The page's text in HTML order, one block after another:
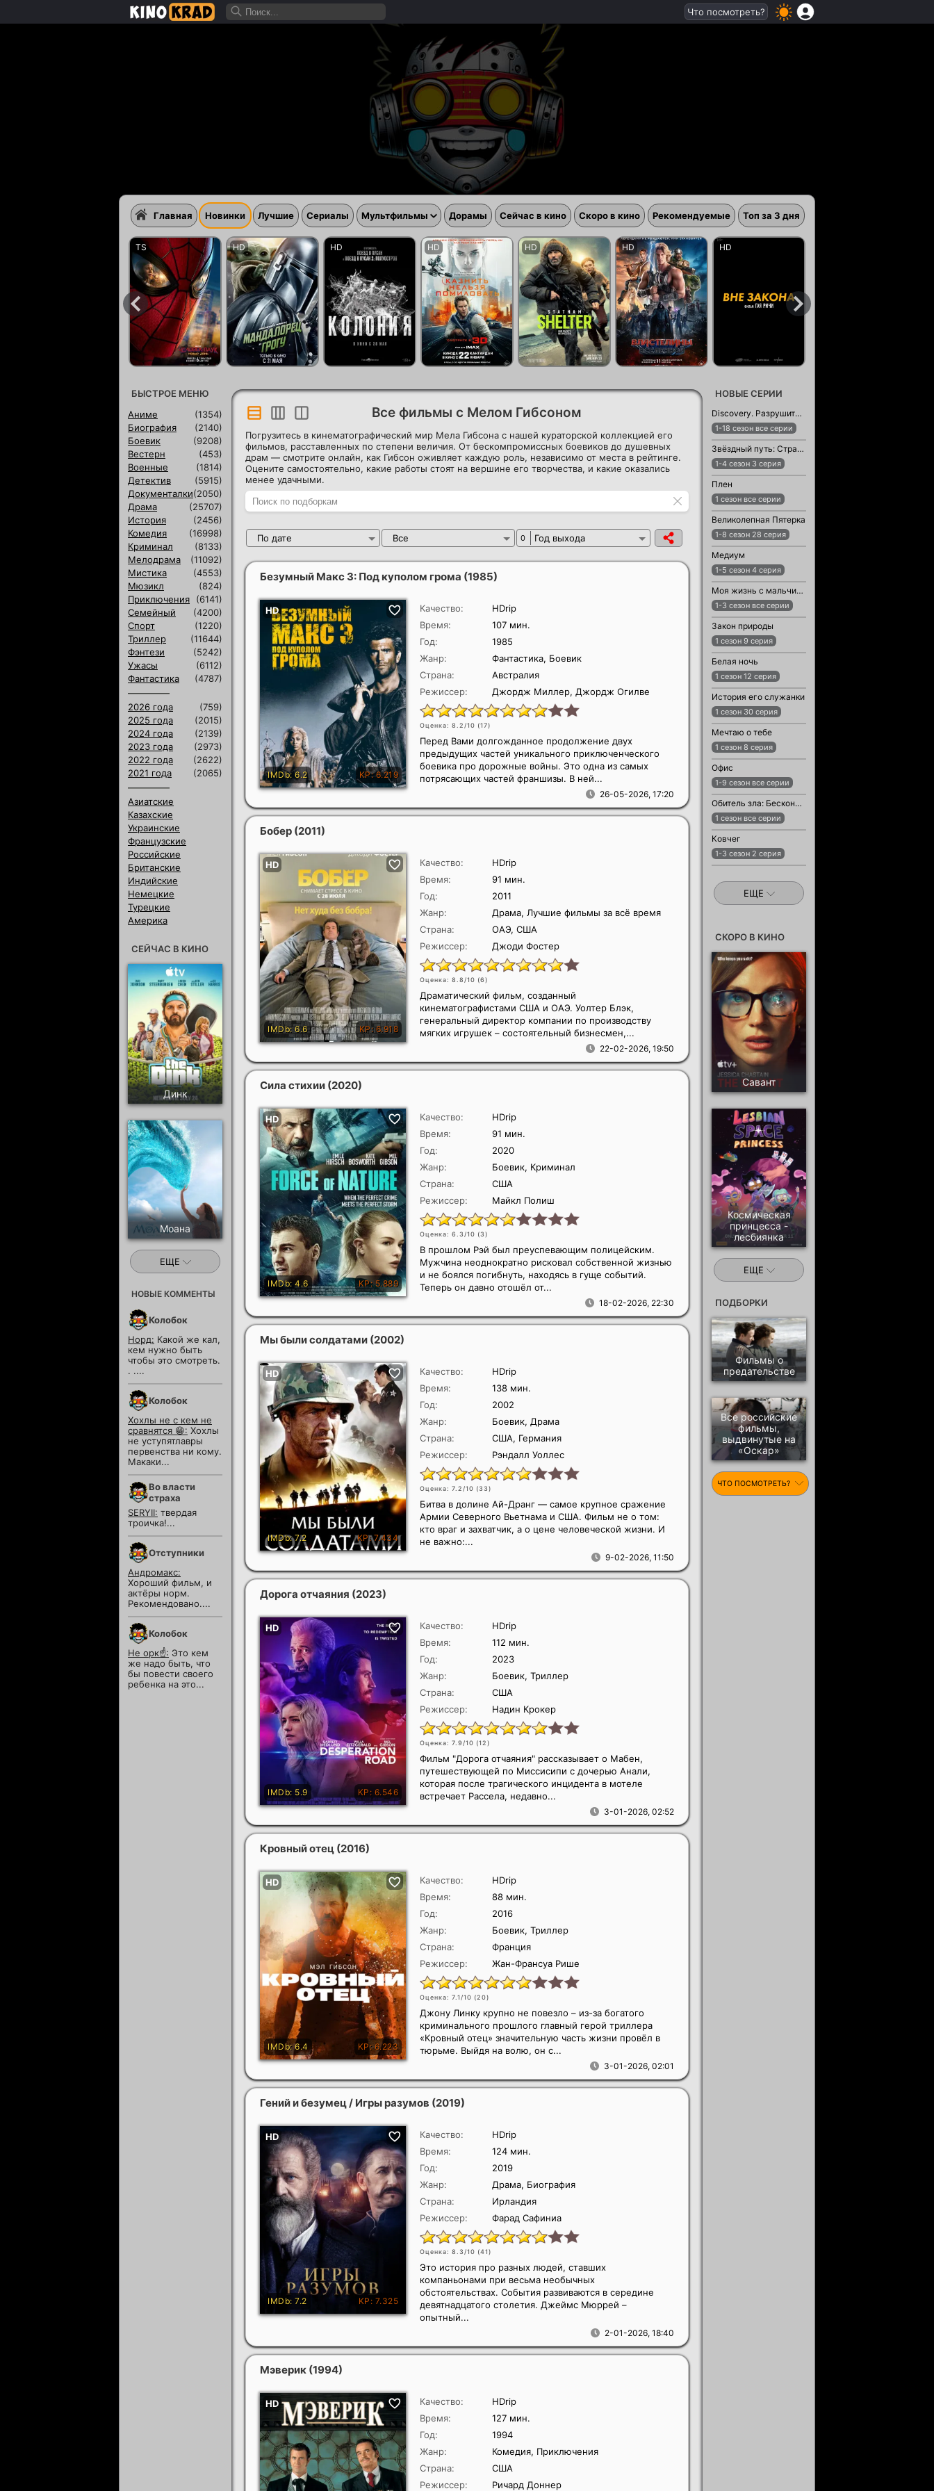
Все фильмы с Мелом Гибсоном
Погрузитесь в кинематографический мир Мела Гибсона с нашей кураторской коллекцией его
фильмов, расставленных по степени величия. От бескомпромиссных боевиков до душевных
драм — смотрите онлайн, как Гибсон оживляет каждую роль, независимо от места в рейтинге.
Оцените самостоятельно, какие работы стоят на вершине его творчества, и какие оказались
менее удачными.
По дате Все 0 Год выхода
Безумный Макс 3: Под куполом грома (1985)
Качество:
HDrip
Время:
107 мин.
Год:
1985
Жанр:
Фантастика, Боевик
Страна:
Австралия
Режиссер:
Джордж Миллер, Джордж Огилве
Оценка: 8.2/10 (17)
26-05-2026, 17:20
Перед Вами долгожданное продолжение двух
предыдущих частей уникального приключенческого
боевика про дорожные войны. Это одна из самых
потрясающих частей франшизы. В ней...
Бобер (2011)
Качество:
HDrip
Время:
91 мин.
Год:
2011
Жанр:
Драма, Лучшие фильмы за всё время
Страна:
ОАЭ, США
Режиссер:
Джоди Фостер
Оценка: 8.8/10 (6)
22-02-2026, 19:50
Драматический фильм, созданный
кинематографистами США и ОАЭ. Уолтер Блэк,
генеральный директор компании по производству
мягких игрушек – состоятельный бизнесмен,...
Сила стихии (2020)
Качество:
HDrip
Время:
91 мин.
Год:
2020
Жанр:
Боевик, Криминал
Страна:
США
Режиссер:
Майкл Полиш
Оценка: 6.3/10 (3)
18-02-2026, 22:30
В прошлом Рэй был преуспевающим полицейским.
Мужчина неоднократно рисковал собственной жизнью
и не боялся погибнуть, находясь в гуще событий.
Теперь он давно отошёл от...
Мы были солдатами (2002)
Качество:
HDrip
Время:
138 мин.
Год:
2002
Жанр:
Боевик, Драма
Страна:
США, Германия
Режиссер:
Рэндалл Уоллес
Оценка: 7.2/10 (33)
9-02-2026, 11:50
Битва в долине Ай-Дранг — самое крупное сражение
Армии Северного Вьетнама и США. Фильм не о том:
кто враг и захватчик, а о цене человеческой жизни. И
не важно:...
Дорога отчаяния (2023)
Качество:
HDrip
Время:
112 мин.
Год:
2023
Жанр:
Боевик, Триллер
Страна:
США
Режиссер:
Надин Крокер
Оценка: 7.9/10 (12)
3-01-2026, 02:52
Фильм "Дорога отчаяния" рассказывает о Мабен,
путешествующей по Миссисипи с дочерью Анали,
которая после трагического инцидента в мотеле
встречает Рассела, недавно...
Кровный отец (2016)
Качество:
HDrip
Время:
88 мин.
Год:
2016
Жанр:
Боевик, Триллер
Страна:
Франция
Режиссер:
Жан-Франсуа Рише
Оценка: 7.1/10 (20)
3-01-2026, 02:01
Джону Линку крупно не повезло – из-за богатого
криминального прошлого главный герой триллера
«Кровный отец» значительную часть жизни провёл в
тюрьме. Выйдя на волю, он с...
Гений и безумец / Игры разумов (2019)
Качество:
HDrip
Время:
124 мин.
Год:
2019
Жанр:
Драма, Биография
Страна:
Ирландия
Режиссер:
Фарад Сафиниа
Оценка: 8.3/10 (41)
2-01-2026, 18:40
Это история про разных людей, ставших
компаньонами при весьма необычных
обстоятельствах. События развиваются в середине
девятнадцатого столетия. Джеймс Мюррей –
опытный...
Мэверик (1994)
Качество:
HDrip
Время:
127 мин.
Год:
1994
Жанр:
Комедия, Приключения
Страна:
США
Режиссер:
Ричард Доннер
БЫСТРОЕ МЕНЮ
Аниме
(1354)
Биография
(2140)
Боевик
(9208)
Вестерн
(453)
Военные
(1814)
Детектив
(5915)
Документалки(2050)
Драма
(25707)
История
(2456)
Комедия
(16998)
Криминал
(8133)
Мелодрама
(11092)
Мистика
(4553)
Мюзикл
(824)
Приключения
(6141)
Семейный
(4200)
Спорт
(1220)
Триллер
(11644)
Фэнтези
(5242)
Ужасы
(6112)
Фантастика
(4787)
2026 года
(759)
2025 года
(2015)
2024 года
(2139)
2023 года
(2973)
2022 года
(2622)
2021 года
(2065)
Азиатские
Казахские
Украинские
Французские
Российские
Британские
Индийские
Немецкие
Турецкие
Америка
СЕЙЧАС В КИНО
Динк
Моана
ЕЩЕ
НОВЫЕ КОММЕНТЫ
Колобок
Норд: Какой же кал,
кем нужно быть
чтобы это смотреть.
. ....
Колобок
Хохлы не с кем не
сравнятся 😁: Хохлы
не уступятлавры
первенства ни кому.
Макаки...
Во власти
страха
SERYII: твердая
троичка!...
Отступники
Андромакс:
Хороший фильм, и
актёры норм.
Рекомендовано....
Колобок
Не орк☝️: Это кем
же надо быть, что
бы повести своего
ребенка на это...
НОВЫЕ СЕРИИ
Discovery. Разрушители легенд
1-18 сезон все серии
Звёздный путь: Странные новые миры
1-4 сезон 3 серия
Плен
1 сезон все серии
Великолепная Пятерка
1-8 сезон 28 серия
Медиум
1-5 сезон 4 серия
Моя жизнь с мальчиками Уолтер
1-3 сезон все серии
Закон природы
1 сезон 9 серия
Белая ночь
1 сезон 12 серия
История его служанки
1 сезон 30 серия
Мечтаю о тебе
1 сезон 8 серия
Офис
1-9 сезон все серии
Обитель зла: Бесконечная тьма
1 сезон все серии
Ковчег
1-3 сезон 2 серия
ЕЩЕ
СКОРО В КИНО
Савант
Космическая
принцесса -
лесбиянка
ЕЩЕ
ПОДБОРКИ
Фильмы о
предательстве
Все российские
фильмы,
выдвинутые на
«Оскар»
ЧТО ПОСМОТРЕТЬ?
Главная Новинки Лучшие Сериалы Мультфильмы Дорамы Сейчас в кино Скоро в кино Рекомендуемые Топ за 3 дня
Что посмотреть?